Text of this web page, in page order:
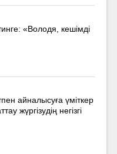
«Володя, кешімді
айналысуға үмiткер
жүргізудің негізгі